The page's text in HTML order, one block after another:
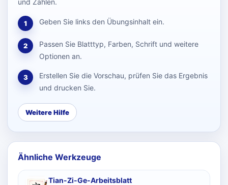
und Zahlen.
1 Geben Sie links den Übungsinhalt ein.
2
Passen Sie Blatttyp, Farben, Schrift und weitere
Optionen an.
3
Erstellen Sie die Vorschau, prüfen Sie das Ergebnis
und drucken Sie.
Weitere Hilfe
Ähnliche Werkzeuge
Tian-Zi-Ge-Arbeitsblatt